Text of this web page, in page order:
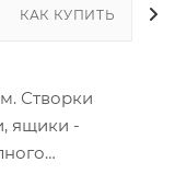
КАК КУПИТЬ
Створки
ящики -